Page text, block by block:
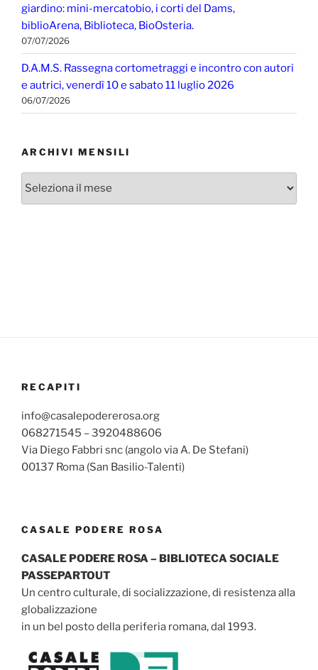
giardino: mini-mercatobio, i corti del Dams,
biblioArena, Biblioteca, BioOsteria.
07/07/2026
D.A.M.S. Rassegna cortometraggi e incontro con autori
e autrici, venerdì 10 e sabato 11 luglio 2026
06/07/2026
ARCHIVI MENSILI
Archivi
RECAPITI
info@casalepodererosa.org
068271545 – 3920488606
Via Diego Fabbri snc (angolo via A. De Stefani)
00137 Roma (San Basilio-Talenti)
CASALE PODERE ROSA
CASALE PODERE ROSA – BIBLIOTECA SOCIALE
PASSEPARTOUT
Un centro culturale, di socializzazione, di resistenza alla
globalizzazione
in un bel posto della periferia romana, dal 1993.